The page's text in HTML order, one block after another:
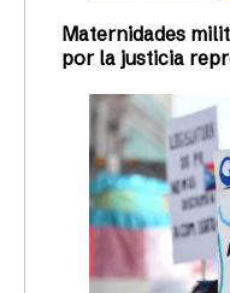
Maternidades
por la justicia